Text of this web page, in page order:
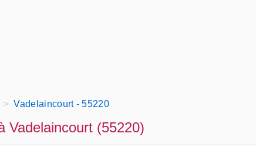
Vadelaincourt - 55220
Vadelaincourt (55220)